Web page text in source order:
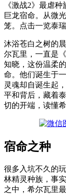
《激战2》最虐
巨龙宿命。从微
笼。点击一览泰
沐浴苍白之树的
尔瓦里，一直是
知晓，这份温柔
命。他们诞生于
灵魂却自诞生起
平和背后，藏着
切的开端，读懂
宿命之种
很多入坑不久的
林精灵种族，事
之中，希尔瓦里